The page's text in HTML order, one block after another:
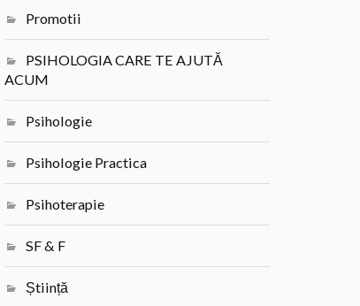
Promotii
PSIHOLOGIA CARE TE AJUTĂ
ACUM
Psihologie
Psihologie Practica
Psihoterapie
SF & F
Știință